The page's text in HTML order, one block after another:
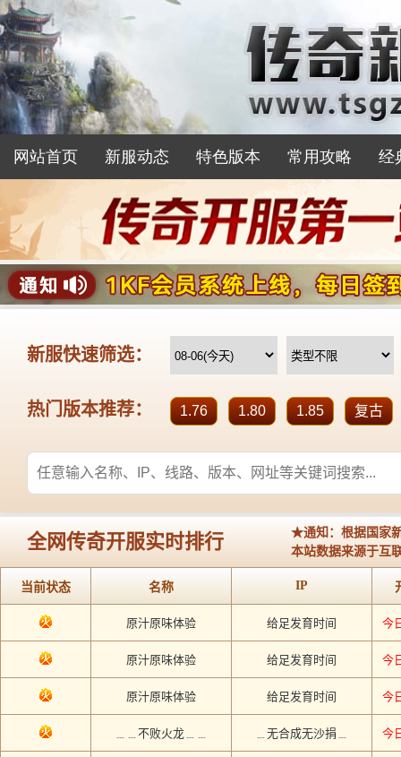
网站首页 新服动态 特色版本 常用攻略 经